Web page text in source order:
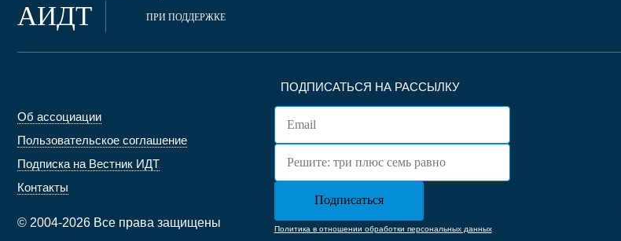
АИДТ ПРИ ПОДДЕРЖКЕ
Об ассоциации
Пользовательское соглашение
Подписка на Вестник ИДТ
Контакты
© 2004-2026 Все права защищены
ПОДПИСАТЬСЯ НА РАССЫЛКУ
Политика в отношении обработки персональных данных